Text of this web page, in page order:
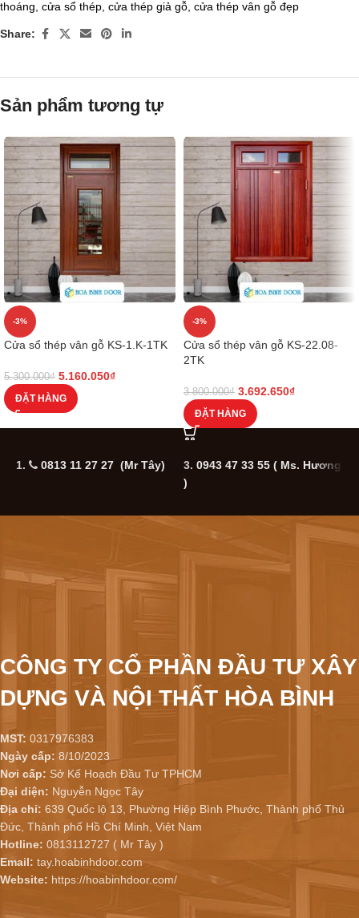
thoáng cửa sổ thép cửa thép giả gỗ cửa thép vân gỗ đẹp
Share:
Sản phẩm tương tự
-3%
Cửa sổ thép vân gỗ KS-1.K-1TK
5.300.000₫ 5.160.050₫
ĐẶT HÀNG
-3%
Cửa sổ thép vân gỗ KS-22.08-
2TK
3.800.000₫ 3.692.650₫
ĐẶT HÀNG
1. 0813 11 27 27 (Mr Tây) 3. 0943 47 33 55 ( Ms. Hương
)
CÔNG TY CỔ PHẦN ĐẦU TƯ XÂY
DỰNG VÀ NỘI THẤT HÒA BÌNH
MST: 0317976383
Ngày cấp: 8/10/2023
Nơi cấp: Sở Kế Hoạch Đầu Tư TPHCM
Đại diện: Nguyễn Ngọc Tây
Địa chỉ: 639 Quốc lộ 13, Phường Hiệp Bình Phước, Thành phố Thủ
Đức, Thành phố Hồ Chí Minh, Việt Nam
Hotline: 0813112727 ( Mr Tây )
Email: tay.hoabinhdoor.com
Website: https://hoabinhdoor.com/